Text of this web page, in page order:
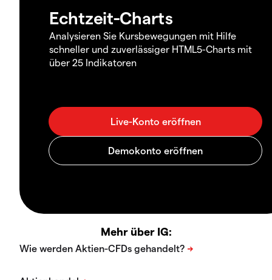
Echtzeit-Charts
Analysieren Sie Kursbewegungen mit Hilfe
schneller und zuverlässiger HTML5-Charts mit
über 25 Indikatoren
Mehr über IG: